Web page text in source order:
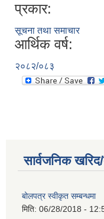
प्रकार:
सूचना तथा समाचार
आर्थिक वर्ष:
२०८२/०८३
सार्वजनिक
बोलपत्र स्वीकृत सम्बन्धमा
मिति: 06/28/2018 -